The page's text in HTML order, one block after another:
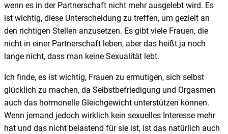
wenn es in der Partnerschaft nicht mehr ausgelebt wird. Es
ist wichtig, diese Unterscheidung zu treffen, um gezielt an
den richtigen Stellen anzusetzen. Es gibt viele Frauen, die
nicht in einer Partnerschaft leben, aber das heißt ja noch
lange nicht, dass man keine Sexualität lebt.
Ich finde, es ist wichtig, Frauen zu ermutigen, sich selbst
glücklich zu machen, da Selbstbefriedigung und Orgasmen
auch das hormonelle Gleichgewicht unterstützen können.
Wenn jemand jedoch wirklich kein sexuelles Interesse mehr
hat und das nicht belastend für sie ist, ist das natürlich auch